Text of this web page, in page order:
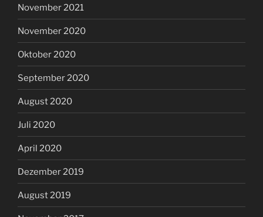
November 2021
November 2020
Oktober 2020
September 2020
August 2020
Juli 2020
April 2020
Dezember 2019
August 2019